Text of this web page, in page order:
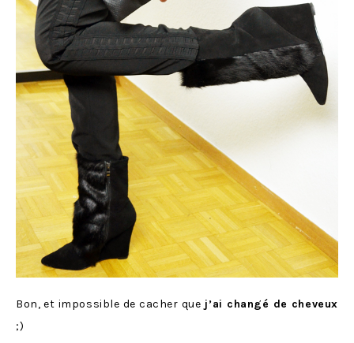
Bon, et impossible de cacher que j’ai changé de cheveux
;)